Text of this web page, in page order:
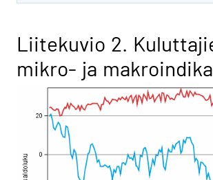
Liitekuvio 2.
mikro- ja